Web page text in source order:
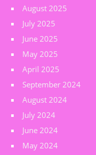
August 2025
July 2025
June 2025
May 2025
April 2025
September 2024
August 2024
July 2024
June 2024
May 2024